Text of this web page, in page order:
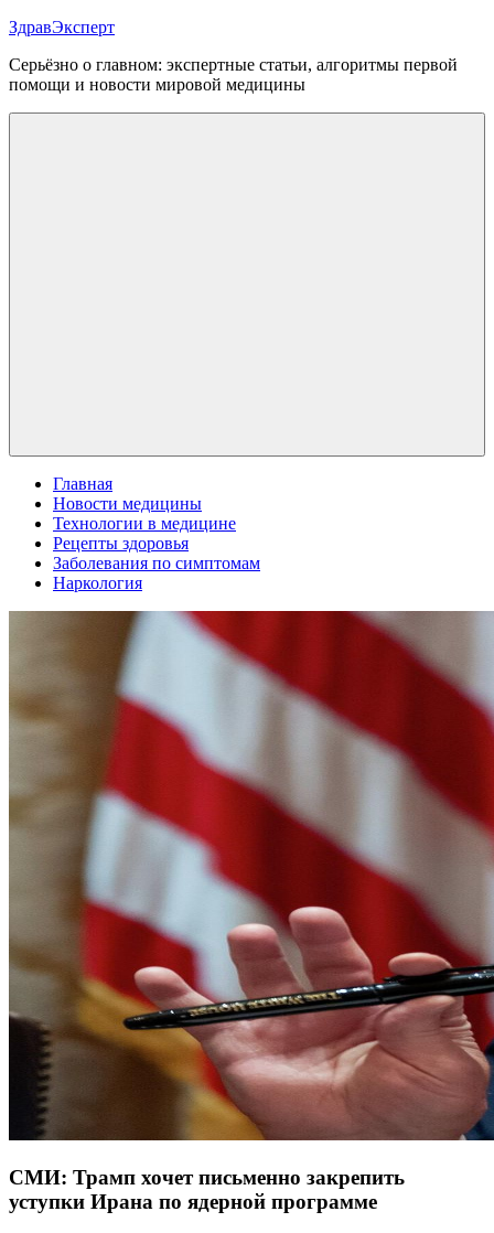
Перейти
содержимому
ЗдравЭксперт
Серьёзно о главном: экспертные статьи, алгоритмы первой
помощи и новости мировой медицины
Главная
Новости медицины
Технологии в медицине
Рецепты здоровья
Заболевания по симптомам
Наркология
СМИ: Трамп хочет письменно закрепить
уступки Ирана по ядерной программе